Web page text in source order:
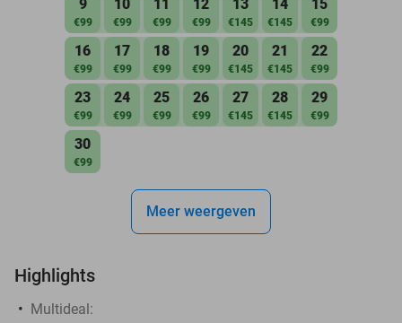
9
€99
10
€99
11
€99
12
€99
13
€145
14
€145
15
€99
16
€99
17
€99
18
€99
19
€99
20
€145
21
€145
22
€99
23
€99
24
€99
25
€99
26
€99
27
€145
28
€145
29
€99
30
€99
Meer weergeven
Highlights
Multideal: